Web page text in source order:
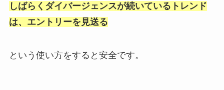
しばらくダイバージェンスが続いているトレンド
は、エントリーを見送る
という使い方をすると安全です。